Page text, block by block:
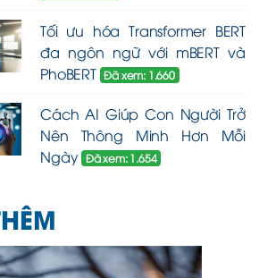
Tối ưu hóa Transformer BERT
đa ngôn ngữ với mBERT và
PhoBERT Đã xem: 1.660
Cách AI Giúp Con Người Trở
Nên Thông Minh Hơn Mỗi
Ngày Đã xem: 1.654